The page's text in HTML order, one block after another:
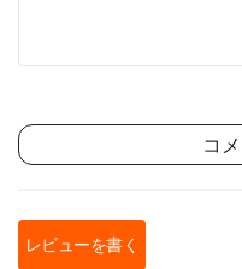
コ
レビューを書く